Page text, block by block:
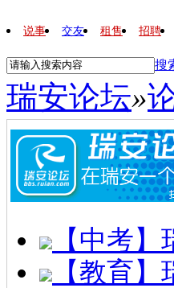
说事 交友 租售 招聘
搜
瑞安论坛»
【中考
【教育